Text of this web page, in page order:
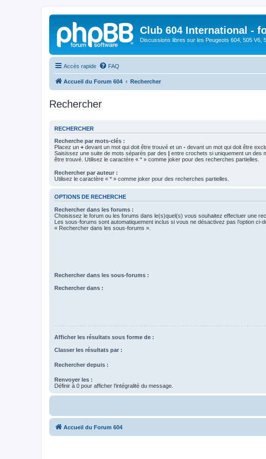
Club 604 International -
Discussions libres sur les Peugeots 604, 505 V6,
Accès rapide FAQ
Accueil du Forum 604 Rechercher
Rechercher
RECHERCHER
Recherche par mots-clés :
Placez un + devant un mot qui doit être trouvé et un - devant un mot qui doit être
Saisissez une suite de mots séparés par des | entre crochets si uniquement un des
être trouvé. Utilisez le caractère « * » comme joker pour des recherches partielles.
Rechercher par auteur :
Utilisez le caractère « * » comme joker pour des recherches partielles.
OPTIONS DE RECHERCHE
Rechercher dans les forums :
Choisissez le forum ou les forums dans le(s)quel(s) vous souhaitez effectuer une
Les sous-forums sont automatiquement inclus si vous ne désactivez pas l’option ci-
« Rechercher dans les sous-forums ».
Rechercher dans les sous-forums :
Rechercher dans :
Afficher les résultats sous forme de :
Classer les résultats par :
Rechercher depuis :
Renvoyer les :
Définir à 0 pour afficher l’intégralité du message.
Accueil du Forum 604